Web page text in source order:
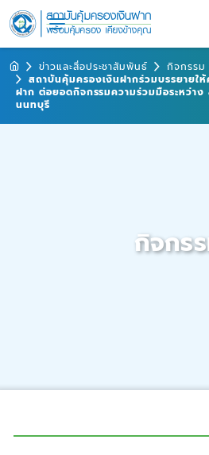
ข่าวและสื่อประชาสัมพันธ์
กิจกรรม
สถาบันคุ้มครองเงินฝากร่วมบรรยายใ
ฝาก ต่อยอดกิจกรรมความร่วมมือระหว่า
นนทบุรี
กิจกร